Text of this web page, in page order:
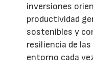
inversiones
productividad
sostenibles y
resiliencia de
entorno cada